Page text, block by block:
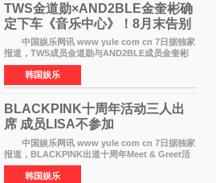
TWS金道勋×AND2BLE金奎彬确
定下车《音乐中心》！8月末告别
MC席位
中国娱乐网讯 www yule com cn 7日据独家
报道，TWS成员金道勋与AND2BLE成员金奎彬
将于8月离开《音乐中心》MC的位置。 金道
勋与金奎彬于去年3月与H2H A-NA一起被选为
《音乐中心》MC，约1
韩国娱乐
BLACKPINK十周年活动三人出
席 成员LISA不参加
中国娱乐网讯 www yule com cn 7日据独家
报道，BLACKPINK出道十周年Meet & Greet活
动将由智秀、ROS&Eacute;、JENNIE出席，
LISA将缺席。 此前BLACKPINK所属社YG并
韩国娱乐